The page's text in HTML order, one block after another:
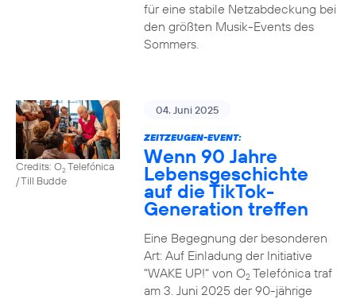
für eine stabile Netzabdeckung bei
den größten Musik-Events des
Sommers.
Credits: O2Telefónica
/ Till Budde
04. Juni 2025
ZEITZEUGEN-EVENT:
Wenn 90 Jahre
Lebensgeschichte
auf die TikTok-
Generation treffen
Eine Begegnung der besonderen
Art: Auf Einladung der Initiative
"WAKE UP!" von O2Telefónica traf
am 3. Juni 2025 der 90-jährige